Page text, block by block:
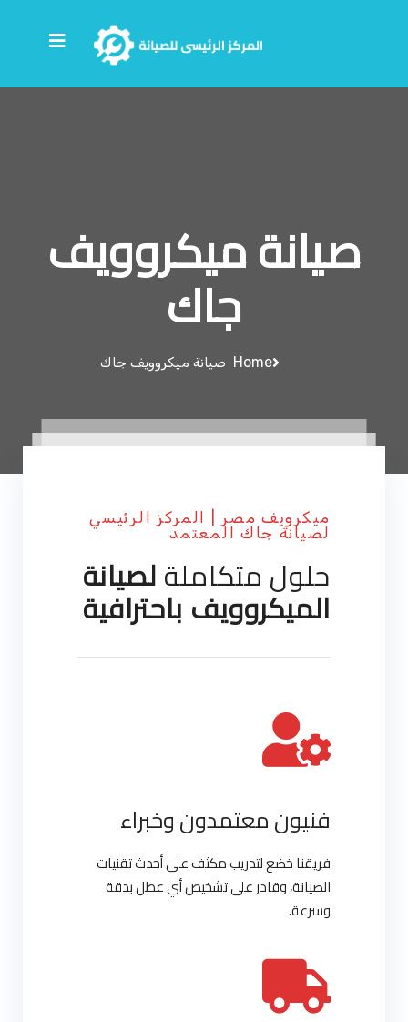
صيانة ميكروويف
جاك
Home صيانة ميكروويف جاك
ميكرويف مصر | المركز الرئيسي
لصيانة جاك المعتمد
حلول متكاملةلصيانة
الميكروويف باحترافية
فنيون معتمدون وخبراء
فريقنا خضع لتدريب مكثف على أحدث تقنيات
الصيانة، وقادر على تشخيص أي عطل بدقة
وسرعة.